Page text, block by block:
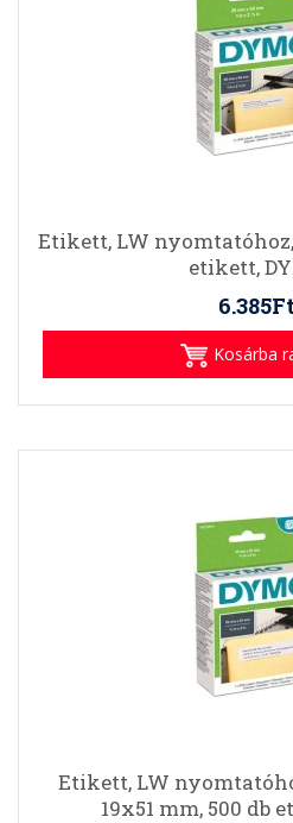
Etikett, LW
etikett,
Kosárba
Etikett, LW
19x51 mm, 500 db